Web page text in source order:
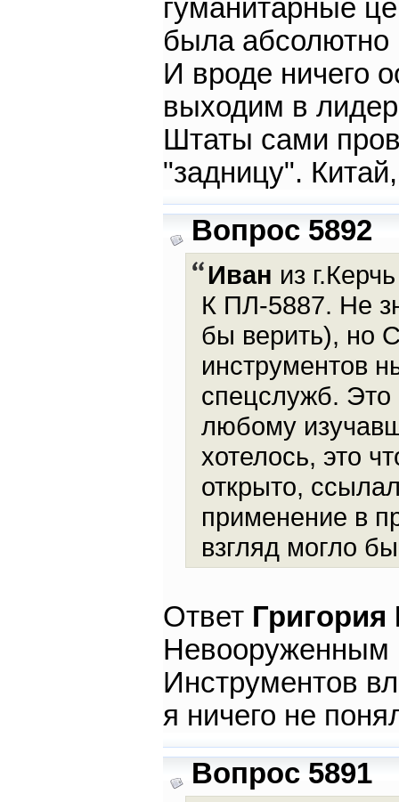
гуманитарные
была абсолютно
И вроде ничего
выходим в
Штаты сами
"задницу".
Вопрос 5892
Иван из
К ПЛ-5887. Не
бы верить), но
инструментов
спецслужб.
любому
хотелось, это
открыто,
применение в
взгляд могло
Ответ
Невооруженным
Инструментов
я ничего не
Вопрос 5891